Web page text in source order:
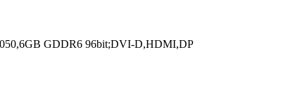
GDDR6 96bit;DVI-D,HDMI,DP